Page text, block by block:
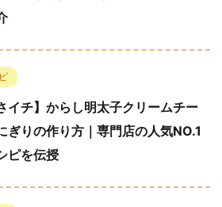
イチ】からし明太子クリームチー
ぎりの作り方｜専門店の人気NO.1
ピを伝授